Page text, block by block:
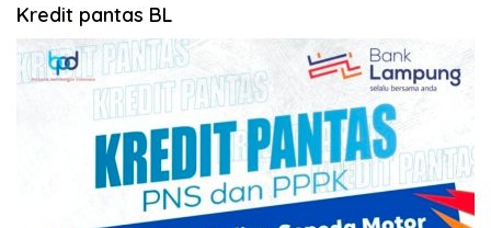
Kredit pantas BL